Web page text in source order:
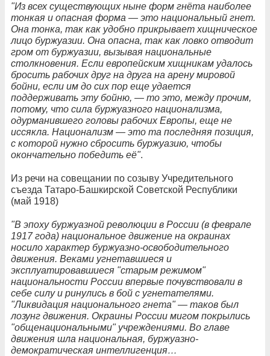
"Из всех существующих ныне форм гнёта наиболее
тонкая и опасная форма — это национальный гнет.
Она тонка, так как удобно прикрывает хищническое
лицо буржуазии. Она опасна, так как ловко отводит
гром от буржуазии, вызывая национальные
столкновения. Если европейским хищникам удалось
бросить рабочих друг на друга на арену мировой
бойни, если им до сих пор еще удается
поддерживать эту бойню, — то это, между прочим,
потому, что сила буржуазного национализма,
одурманившего головы рабочих Европы, еще не
иссякла. Национализм — это та последняя позиция,
с которой нужно сбросить буржуазию, чтобы
окончательно победить её".
Из речи на совещании по созыву Учредительного
съезда Татаро-Башкирской Советской Республики
(май 1918)
"В эпоху буржуазной революции в России (в феврале
1917 года) национальное движение на окраинах
носило характер буржуазно-освободительного
движения. Веками угнетавшиеся и
эксплуатировавшиеся "старым режимом"
национальности России впервые почувствовали в
себе силу и ринулись в бой с угнетателями.
"Ликвидация национального гнета" — таков был
лозунг движения. Окраины России мигом покрылись
"общенациональными" учреждениями. Во главе
движения шла национальная, буржуазно-
демократическая интеллигенция…